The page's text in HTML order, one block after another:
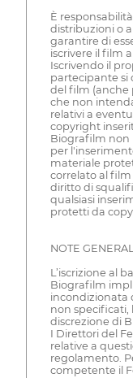
È
distribuzioni o
garantire di
iscrivere il film
Iscrivendo il
partecipante si
del film (anche
che non
relativi a
copyright
Biografilm non
per
materiale
correlato al film
diritto di
qualsiasi
protetti da
NOTE
L’iscrizione al
Biografilm
incondizionata
non specificati,
discrezione di
I Direttori del
relative a
regolamento.
competente il